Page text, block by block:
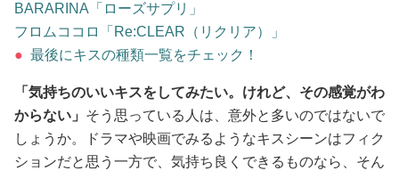
BARARINA「ローズサプリ」
フロムココロ「Re:CLEAR（リクリア）」
● 最後にキスの種類一覧をチェック！
「気持ちのいいキスをしてみたい。けれど、その感覚がわ
からない」 そう思っている人は、意外と多いのではないで
しょうか。ドラマや映画でみるようなキスシーンはフィク
ションだと思う一方で、気持ち良くできるものなら、そん